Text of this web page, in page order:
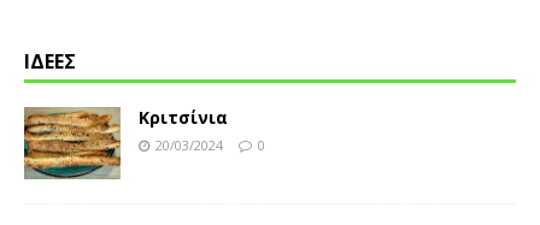
ΙΔΕΕΣ
Κριτσίνια
20/03/2024 0